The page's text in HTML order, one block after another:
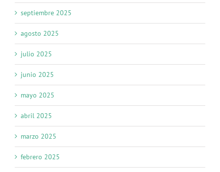
septiembre 2025
agosto 2025
julio 2025
junio 2025
mayo 2025
abril 2025
marzo 2025
febrero 2025